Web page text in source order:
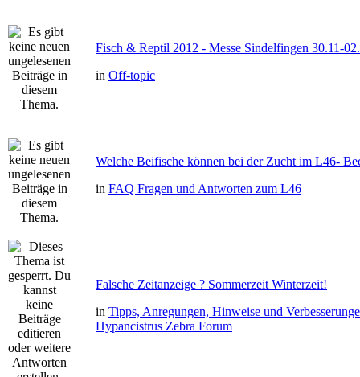
Fisch & Reptil 2012 - Messe Sindelfingen 30.11-
in Off-topic
Welche Beifische können bei der Zucht im L46-
in FAQ Fragen und Antworten zum L46
Falsche Zeitanzeige ? Sommerzeit Winterzeit!
in Tipps, Anregungen, Hinweise und
Hypancistrus Zebra Forum